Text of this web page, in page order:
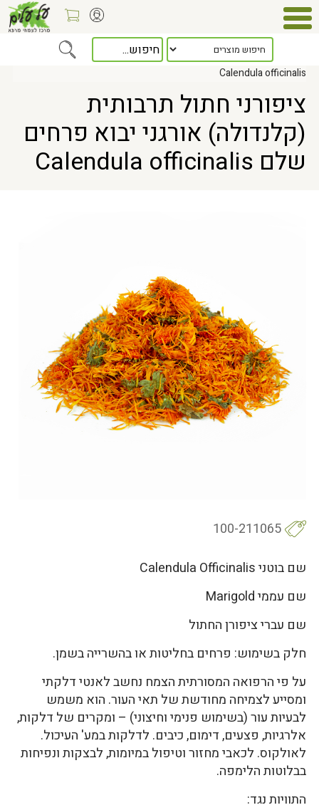
> ציפורני חתול תרבותית (קלנדולה) אורגני יבוא פרחים שלם
Calendula officinalis
ציפורני חתול תרבותית
(קלנדולה) אורגני יבוא פרחים
שלם Calendula officinalis
100-211065
שם בוטני Calendula Officinalis
שם עממי Marigold
שם עברי ציפורן החתול
חלק בשימוש: פרחים בחליטות או בהשרייה בשמן.
על פי הרפואה המסורתית הצמח נחשב לאנטי דלקתי
ומסייע לצמיחה מחודשת של תאי העור. הוא משמש
לבעיות עור (בשימוש פנימי וחיצוני) – ומקרים של דלקות,
אלרגיות, פצעים, דימום, כיבים. לדלקות במע' העיכול.
לאולקוס. לכאבי מחזור וטיפול במיומות, לבצקות ונפיחות
בבלוטות הלימפה.
התוויות נגד: